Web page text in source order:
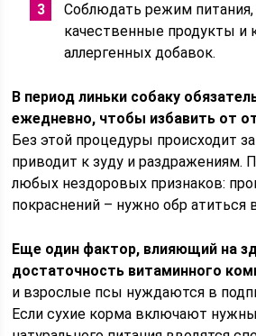
Соблюдать режим
качественные продукты и
аллергенных добавок.
В период линьки собаку
ежедневно, чтобы избавить от
Без этой процедуры происходит
приводит к зуду и раздражениям.
любых нездоровых признаков:
покраснений – нужно обр атиться
Еще один фактор, влияющий на
достаточность витаминного
и взрослые псы нуждаются в
Если сухие корма включают